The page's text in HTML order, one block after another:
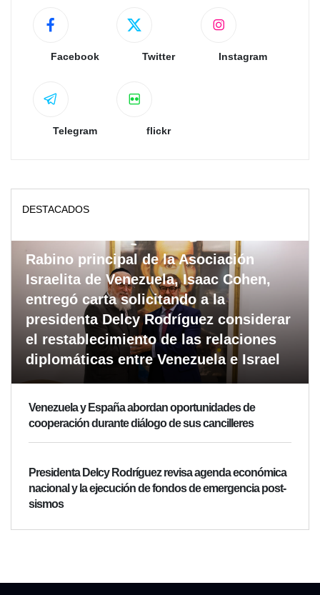
Facebook Twitter Instagram
Telegram flickr
DESTACADOS
Rabino principal de la Asociación
Israelita de Venezuela, Isaac Cohen,
entregó carta solicitando a la
presidenta Delcy Rodríguez considerar
el restablecimiento de las relaciones
diplomáticas entre Venezuela e Israel
Venezuela y España abordan oportunidades de
cooperación durante diálogo de sus cancilleres
Presidenta Delcy Rodríguez revisa agenda económica
nacional y la ejecución de fondos de emergencia post-
sismos